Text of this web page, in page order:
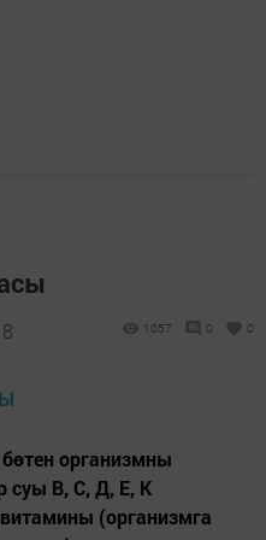
1057 0 0
организмны
суы В, С, Д, Е, К
(организмга